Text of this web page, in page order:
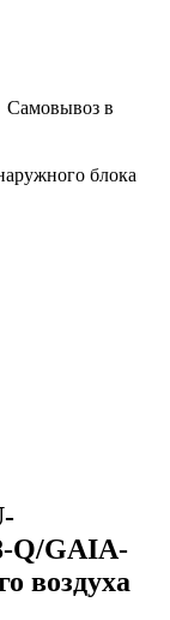
Самовывоз в
блока
Q/GAIA-
воздуха